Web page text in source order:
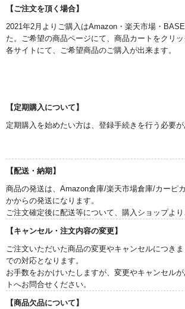
【ご注文を頂く場合】
2021年2月よりご購入はAmazon・楽天市場・
た。ご希望の商品ページにて、商品カートをクリッ
各サイトにて、ご希望商品のご購入が出来ます。
【定期購入について】
定期購入を始めたい方は、登録手続きを行う必要が
【配送・納期】
商品の発送は、Amazon倉庫/楽天市場倉庫/カーピ
かからの発送になります。
ご注文確定後に配送等について、購入ショップより
【キャンセル・注文内容の変更】
ご注文いただいた商品の変更やキャンセルにつき
での対応となります。
お手数をおかけいたしますが、変更やキャンセル
トへお問合せください。
【商品欠品について】